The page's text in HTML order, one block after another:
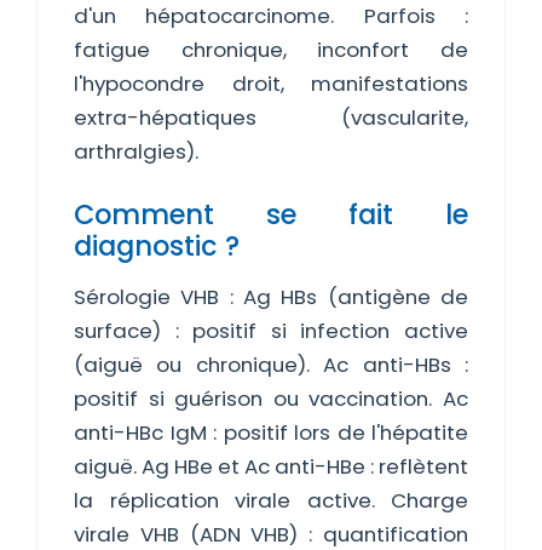
d'un hépatocarcinome. Parfois :
fatigue chronique, inconfort de
l'hypocondre droit, manifestations
extra-hépatiques (vascularite,
arthralgies).
Comment se fait le
diagnostic ?
Sérologie VHB : Ag HBs (antigène de
surface) : positif si infection active
(aiguë ou chronique). Ac anti-HBs :
positif si guérison ou vaccination. Ac
anti-HBc IgM : positif lors de l'hépatite
aiguë. Ag HBe et Ac anti-HBe : reflètent
la réplication virale active. Charge
virale VHB (ADN VHB) : quantification